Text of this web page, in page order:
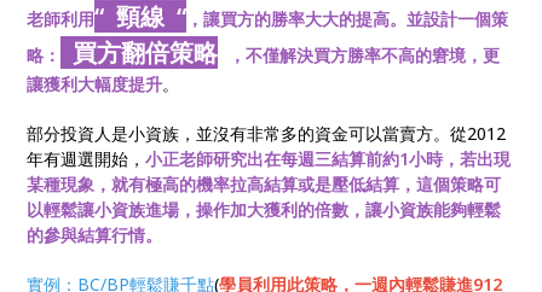
老師利用“ 頸線 “ ，讓買方的勝率大大的提高。並設計一個策
略：
買方翻倍策略
，不僅解決買方勝率不高的窘境，更
讓獲利大幅度提升。
部分投資人是小資族，並沒有非常多的資金可以當賣方。從2012
年有週選開始，小正老師研究出在每週三結算前約1小時，若出現
某種現象，就有極高的機率拉高結算或是壓低結算，這個策略可
以輕鬆讓小資族進場，操作加大獲利的倍數，讓小資族能夠輕鬆
的參與結算行情。
實例：BC/BP輕鬆賺千點(學員利用此策略，一週內輕鬆賺進912